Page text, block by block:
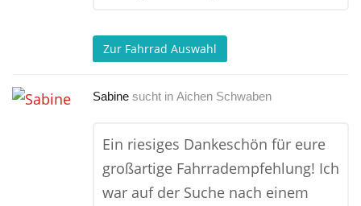
Zur Fahrrad Auswahl
Sabine sucht in Aichen Schwaben
Ein riesiges Dankeschön für eure
großartige Fahrradempfehlung! Ich
war auf der Suche nach einem